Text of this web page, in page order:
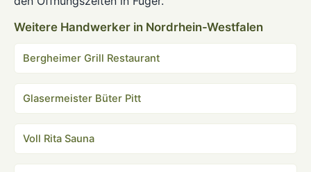
Weitere Handwerker in Nordrhein-Westfalen
Bergheimer Grill Restaurant
Glasermeister Büter Pitt
Voll Rita Sauna